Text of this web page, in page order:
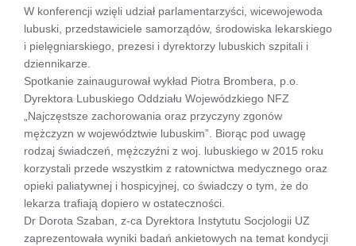
W konferencji wzięli udział parlamentarzyści, wicewojewoda
lubuski, przedstawiciele samorządów, środowiska lekarskiego
i pielęgniarskiego, prezesi i dyrektorzy lubuskich szpitali i
dziennikarze.
Spotkanie zainaugurował wykład Piotra Brombera, p.o.
Dyrektora Lubuskiego Oddziału Wojewódzkiego NFZ
„Najczęstsze zachorowania oraz przyczyny zgonów
mężczyzn w województwie lubuskim”. Biorąc pod uwagę
rodzaj świadczeń, mężczyźni z woj. lubuskiego w 2015 roku
korzystali przede wszystkim z ratownictwa medycznego oraz
opieki paliatywnej i hospicyjnej, co świadczy o tym, że do
lekarza trafiają dopiero w ostateczności.
Dr Dorota Szaban, z-ca Dyrektora Instytutu Socjologii UZ
zaprezentowała wyniki badań ankietowych na temat kondycji